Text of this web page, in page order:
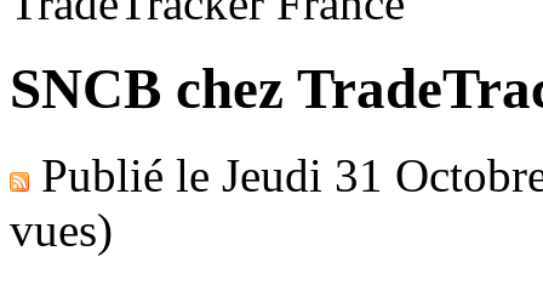
SNCB chez
Publié le Jeudi 31
vues)